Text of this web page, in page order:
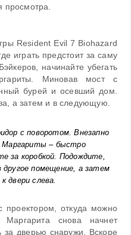
просмотра.
Resident Evil 7 Biohazard
играть предстоит за саму
начинайте убегать
Миновав мост с
бурей и осевший дом.
а затем и в следующую.
с поворотом. Внезапно
Маргариты – быстро
за коробкой. Подождите,
другое помещение, а затем
двери слева.
откуда можно
снова начнет
за дверью снаружи. Вскоре